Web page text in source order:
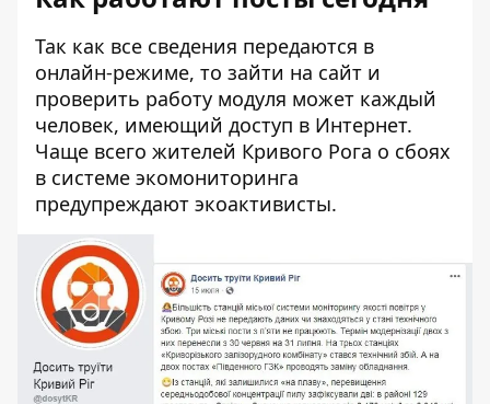
Так как все сведения передаются в
онлайн-режиме, то зайти на сайт и
проверить работу модуля может каждый
человек, имеющий доступ в Интернет.
Чаще всего жителей Кривого Рога о сбоях
в системе экомониторинга
предупреждают экоактивисты.